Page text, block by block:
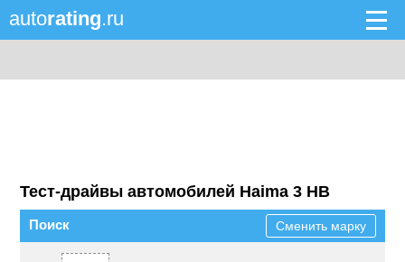
autorating.ru
Тест-драйвы автомобилей Haima 3 HB
Поиск Сменить марку